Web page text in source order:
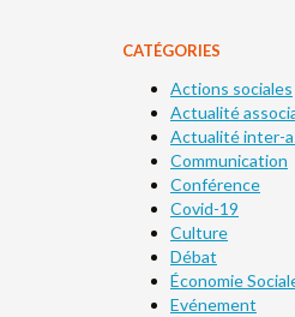
CATÉGORIES
Actions sociales
Actualité
Actualité inter-
Communication
Conférence
Covid-19
Culture
Débat
Économie
Evénement